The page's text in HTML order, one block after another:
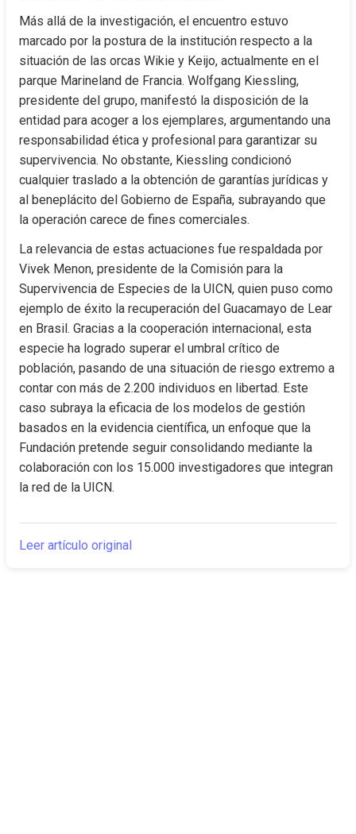
Más allá de la investigación, el encuentro estuvo
marcado por la postura de la institución respecto a la
situación de las orcas Wikie y Keijo, actualmente en el
parque Marineland de Francia. Wolfgang Kiessling,
presidente del grupo, manifestó la disposición de la
entidad para acoger a los ejemplares, argumentando una
responsabilidad ética y profesional para garantizar su
supervivencia. No obstante, Kiessling condicionó
cualquier traslado a la obtención de garantías jurídicas y
al beneplácito del Gobierno de España, subrayando que
la operación carece de fines comerciales.
La relevancia de estas actuaciones fue respaldada por
Vivek Menon, presidente de la Comisión para la
Supervivencia de Especies de la UICN, quien puso como
ejemplo de éxito la recuperación del Guacamayo de Lear
en Brasil. Gracias a la cooperación internacional, esta
especie ha logrado superar el umbral crítico de
población, pasando de una situación de riesgo extremo a
contar con más de 2.200 individuos en libertad. Este
caso subraya la eficacia de los modelos de gestión
basados en la evidencia científica, un enfoque que la
Fundación pretende seguir consolidando mediante la
colaboración con los 15.000 investigadores que integran
la red de la UICN.
Leer artículo original